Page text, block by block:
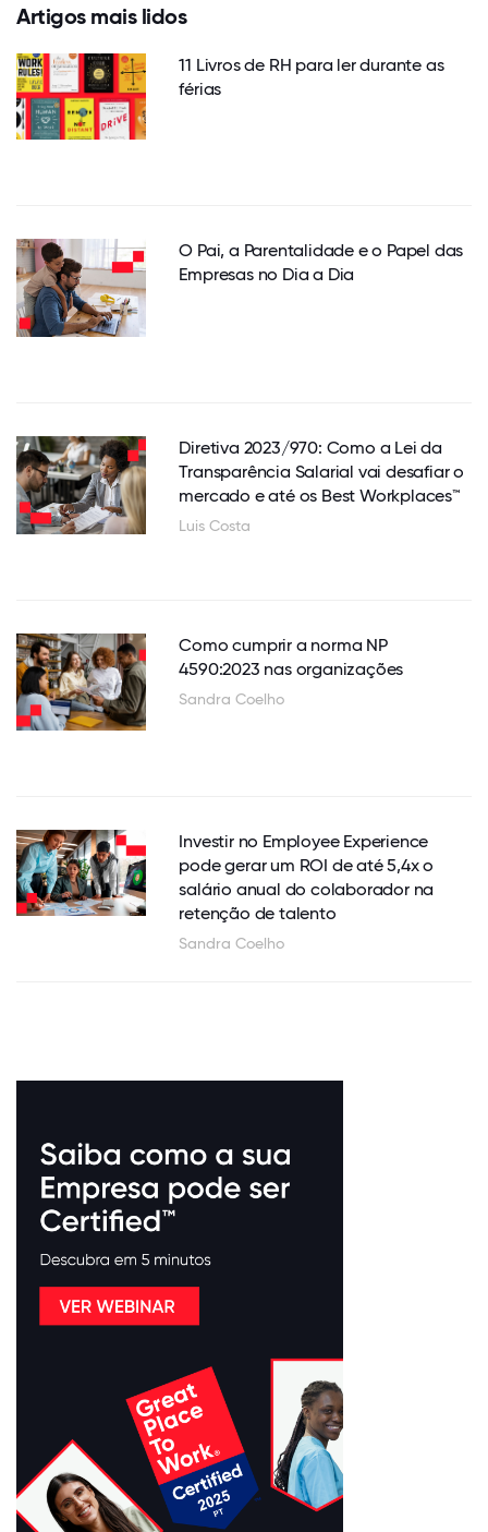
Artigos mais lidos
11 Livros de RH para ler durante as
férias
O Pai, a Parentalidade e o Papel das
Empresas no Dia a Dia
Diretiva 2023/970: Como a Lei da
Transparência Salarial vai desafiar o
mercado e até os Best Workplaces™
Luis Costa
Como cumprir a norma NP
4590:2023 nas organizações
Sandra Coelho
Investir no Employee Experience
pode gerar um ROI de até 5,4x o
salário anual do colaborador na
retenção de talento
Sandra Coelho